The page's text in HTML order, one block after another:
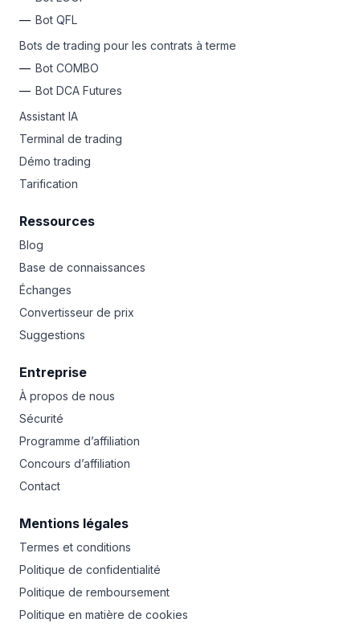
Bot QFL
Bots de trading pour les contrats à terme
Bot COMBO
Bot DCA Futures
Assistant IA
Terminal de trading
Démo trading
Tarification
Ressources
Blog
Base de connaissances
Échanges
Convertisseur de prix
Suggestions
Entreprise
À propos de nous
Sécurité
Programme d’affiliation
Concours d’affiliation
Contact
Mentions légales
Termes et conditions
Politique de confidentialité
Politique de remboursement
Politique en matière de cookies